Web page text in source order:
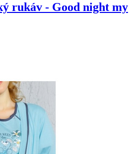
rukáv - Good night my